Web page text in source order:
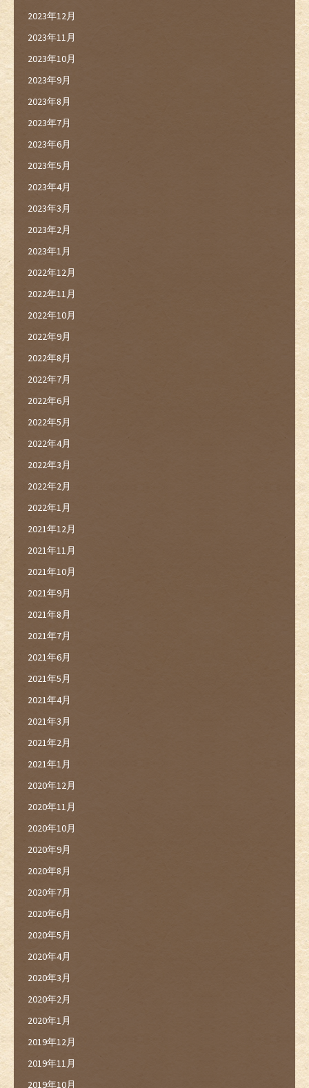
2023年12月
2023年11月
2023年10月
2023年9月
2023年8月
2023年7月
2023年6月
2023年5月
2023年4月
2023年3月
2023年2月
2023年1月
2022年12月
2022年11月
2022年10月
2022年9月
2022年8月
2022年7月
2022年6月
2022年5月
2022年4月
2022年3月
2022年2月
2022年1月
2021年12月
2021年11月
2021年10月
2021年9月
2021年8月
2021年7月
2021年6月
2021年5月
2021年4月
2021年3月
2021年2月
2021年1月
2020年12月
2020年11月
2020年10月
2020年9月
2020年8月
2020年7月
2020年6月
2020年5月
2020年4月
2020年3月
2020年2月
2020年1月
2019年12月
2019年11月
2019年10月